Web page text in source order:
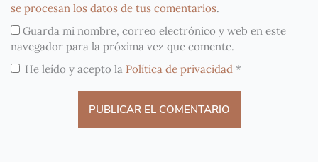
se procesan los datos de tus comentarios.
Guarda mi nombre, correo electrónico y web en este
navegador para la próxima vez que comente.
He leído y acepto la Política de privacidad *